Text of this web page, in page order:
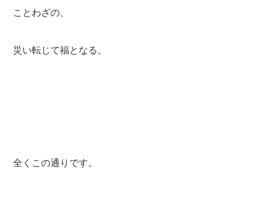
ことわざの、
災い転じて福となる。
全くこの通りです。